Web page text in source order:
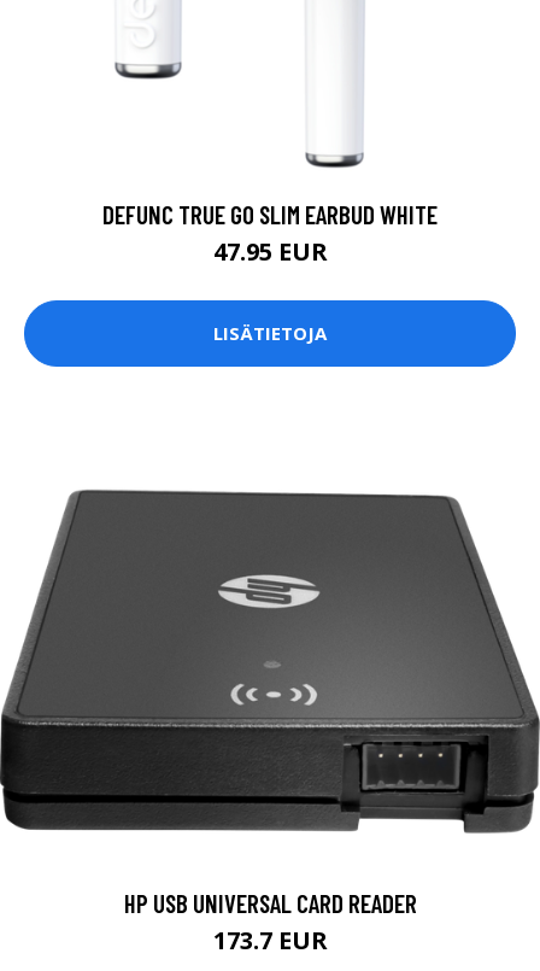
DEFUNC TRUE GO SLIM EARBUD WHITE
47.95 EUR
LISÄTIETOJA
HP USB UNIVERSAL CARD READER
173.7 EUR